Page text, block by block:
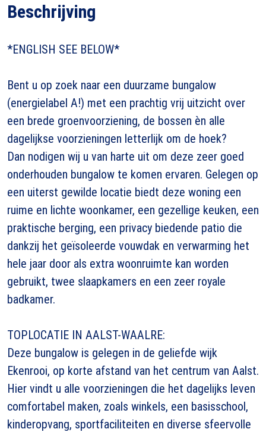
Beschrijving
*ENGLISH SEE BELOW*
Bent u op zoek naar een duurzame bungalow
(energielabel A!) met een prachtig vrij uitzicht over
een brede groenvoorziening, de bossen èn alle
dagelijkse voorzieningen letterlijk om de hoek?
Dan nodigen wij u van harte uit om deze zeer goed
onderhouden bungalow te komen ervaren. Gelegen op
een uiterst gewilde locatie biedt deze woning een
ruime en lichte woonkamer, een gezellige keuken, een
praktische berging, een privacy biedende patio die
dankzij het geïsoleerde vouwdak en verwarming het
hele jaar door als extra woonruimte kan worden
gebruikt, twee slaapkamers en een zeer royale
badkamer.
TOPLOCATIE IN AALST-WAALRE:
Deze bungalow is gelegen in de geliefde wijk
Ekenrooi, op korte afstand van het centrum van Aalst.
Hier vindt u alle voorzieningen die het dagelijks leven
comfortabel maken, zoals winkels, een basisschool,
kinderopvang, sportfaciliteiten en diverse sfeervolle